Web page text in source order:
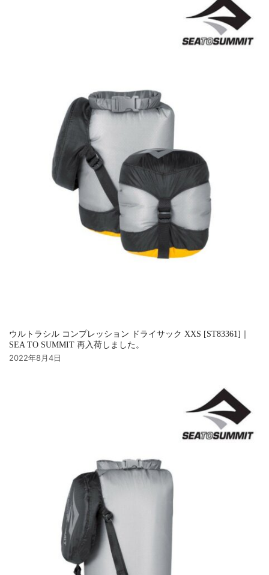
ウルトラシル コンプレッション ドライサック XXS [ST83361]｜
SEA TO SUMMIT 再入荷しました。
2022年8月4日